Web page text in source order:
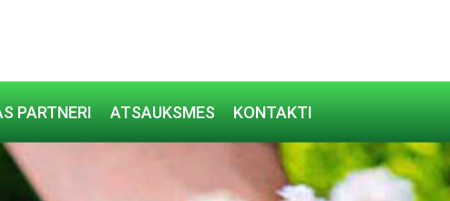
PARTNERI ATSAUKSMES KONTAKTI